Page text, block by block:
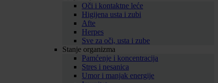
Oči i kontaktne leće
Higijena usta i zubi
Afte
Herpes
Sve za oči, usta i zube
Stanje organizma
Pamćenje i koncentracija
Stres i nesanica
Umor i manjak energije